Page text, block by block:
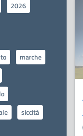
2026
marche
siccità